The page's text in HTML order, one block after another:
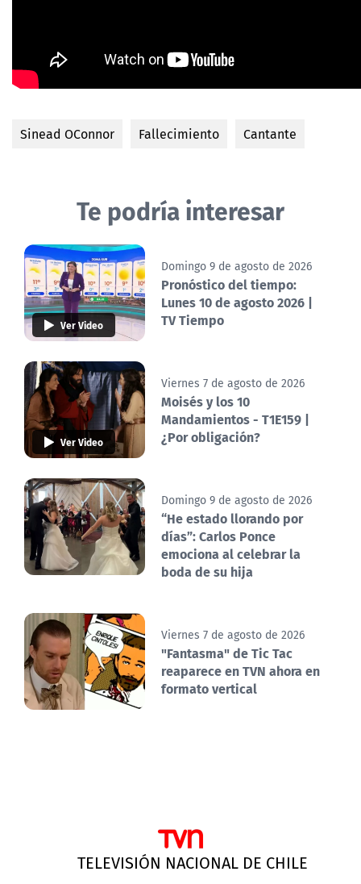
Sinead OConnor Fallecimiento Cantante
Te podría interesar
Ver Video
Domingo 9 de agosto de 2026
Pronóstico del tiempo:
Lunes 10 de agosto 2026 |
TV Tiempo
Ver Video
Viernes 7 de agosto de 2026
Moisés y los 10
Mandamientos - T1E159 |
¿Por obligación?
Domingo 9 de agosto de 2026
“He estado llorando por
días”: Carlos Ponce
emociona al celebrar la
boda de su hija
Viernes 7 de agosto de 2026
"Fantasma" de Tic Tac
reaparece en TVN ahora en
formato vertical
TELEVISIÓN NACIONAL DE CHILE